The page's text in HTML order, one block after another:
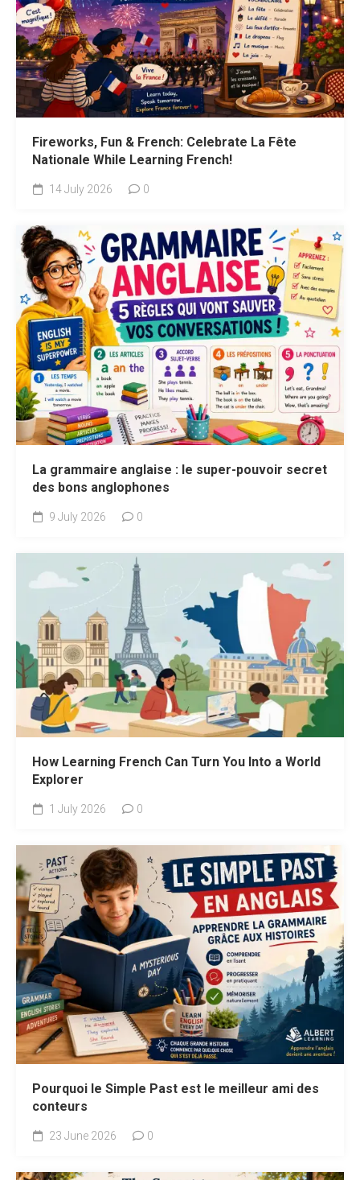
Fireworks, Fun & French: Celebrate La Fête
Nationale While Learning French!
14 July 2026 0
La grammaire anglaise : le super-pouvoir secret
des bons anglophones
9 July 2026 0
How Learning French Can Turn You Into a World
Explorer
1 July 2026 0
Pourquoi le Simple Past est le meilleur ami des
conteurs
23 June 2026 0